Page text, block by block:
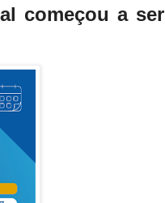
começou a ser